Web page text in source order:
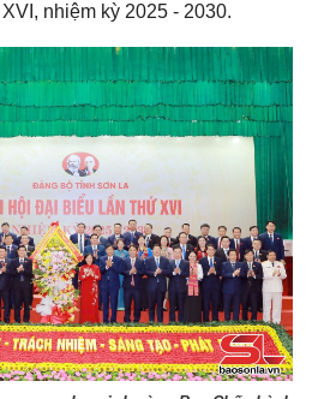
nhiệm kỳ 2025 - 2030.